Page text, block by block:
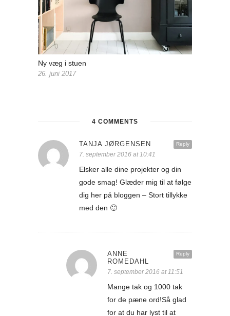
Ny væg i stuen
26. juni 2017
4 COMMENTS
Reply
TANJA JØRGENSEN
7. september 2016 at 10:41
Elsker alle dine projekter og din
gode smag! Glæder mig til at følge
dig her på bloggen – Stort tillykke
med den 🙂
Reply
ANNE
ROMEDAHL
7. september 2016 at 11:51
Mange tak og 1000 tak
for de pæne ord!Så glad
for at du har lyst til at